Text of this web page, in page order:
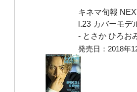
キネマ旬報
l.23 カバーモデ
‐ とさか ひろお
発売日：2018年